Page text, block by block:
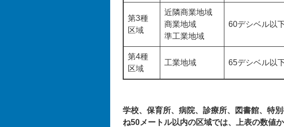
第3種
区域
近隣商業地域
商業地域
準工業地域
60デシベル以
第4種
区域
工業地域 65デシベル以
学校、保育所、病院、診療所、図書館、特
ね50メートル以内の区域では、上表の数値